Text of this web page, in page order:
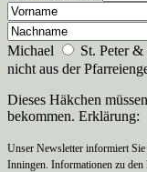
Michael
St. Peter &
nicht aus der
Dieses Häkchen
bekommen. Erklärung:
Unser Newsletter informiert
Inningen. Informationen zu